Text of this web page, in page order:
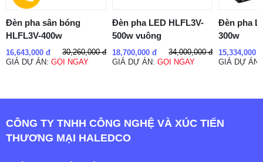
Đèn pha sân bóng
HLFL3V-400w
16,643,000 đ
30,260,000 đ
GIÁ DỰ ÁN: GỌI NGAY
Đèn pha LED HLFL3V-
500w vuông
18,700,000 đ
34,000,000 đ
GIÁ DỰ ÁN:GỌI NGAY
Đèn pha
300w
15,334,000 đ
GIÁ DỰ
CÔNG TY TNHH CÔNG NGHỆ VÀ XÚC TIẾN
THƯƠNG MẠI HALEDCO